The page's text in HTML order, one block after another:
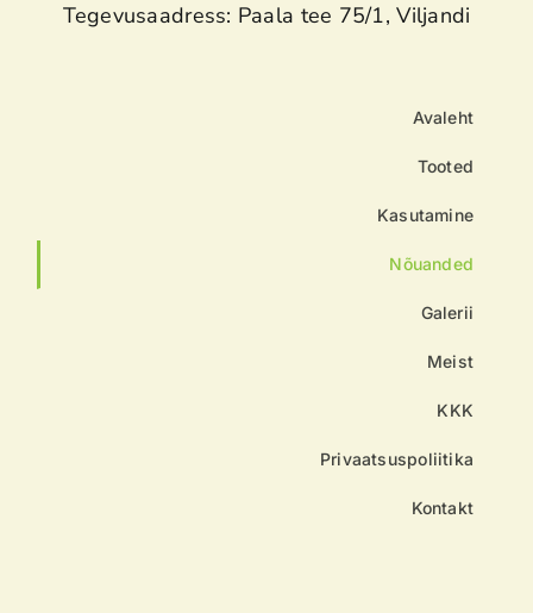
Tegevusaadress: Paala tee 75/1, Viljandi
Avaleht
Tooted
Kasutamine
Nõuanded
Galerii
Meist
KKK
Privaatsuspoliitika
Kontakt